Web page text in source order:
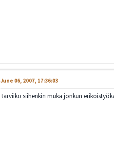
June 06, 2007, 17:36:03
tarviiko siihenkin muka jonkun